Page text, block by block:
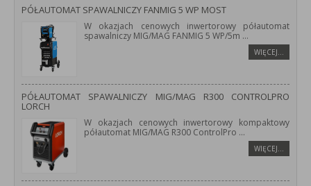
PÓŁAUTOMAT SPAWALNICZY FANMIG 5 WP MOST
W okazjach cenowych inwertorowy półautomat
spawalniczy MIG/MAG FANMIG 5 WP/5m ...
WIĘCEJ…
PÓŁAUTOMAT SPAWALNICZY MIG/MAG R300 CONTROLPRO
LORCH
W okazjach cenowych inwertorowy kompaktowy
półautomat MIG/MAG R300 ControlPro ...
WIĘCEJ…